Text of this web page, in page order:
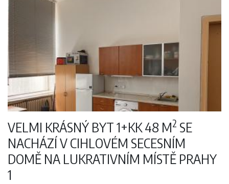
VELMI KRÁSNÝ BYT 1+KK 48 M2 SE
NACHÁZÍ V CIHLOVÉM SECESNÍM
DOMĚ NA LUKRATIVNÍM MÍSTĚ PRAHY
1